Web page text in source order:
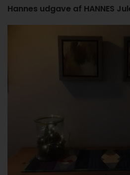
Hannes udgave af HANNES